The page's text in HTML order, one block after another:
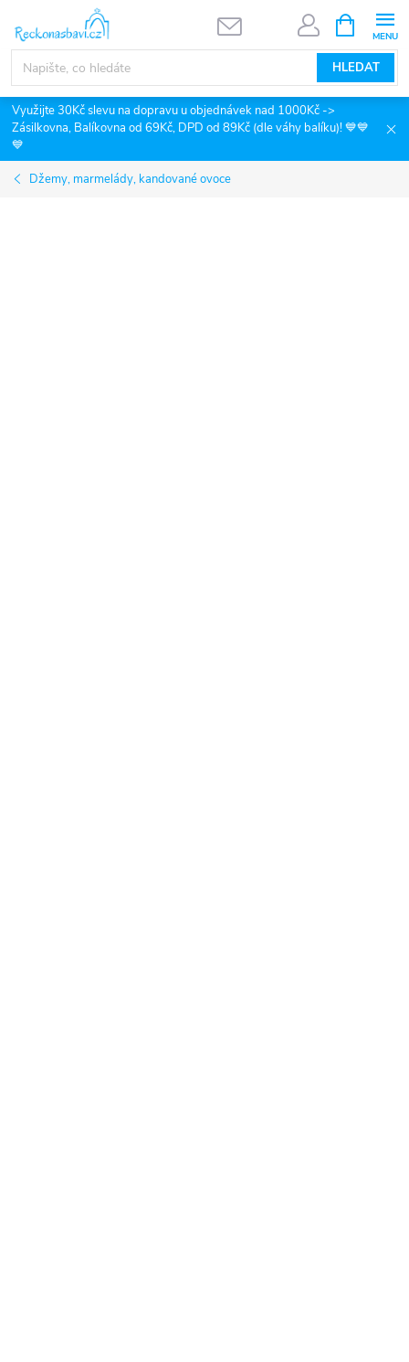
obsah
HLEDAT
NÁKUPNÍ
KOŠÍK
Využijte 30Kč slevu na dopravu u objednávek nad 1000Kč ->
Zásilkovna, Balíkovna od 69Kč, DPD od 89Kč (dle váhy balíku)! 💙💙
💙
Džemy, marmelády, kandované ovoce